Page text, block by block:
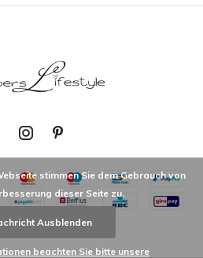
stimmen Sie dem Gebrauch von
dieser Seite zu.
Ausblenden
beachten Sie bitte unsere